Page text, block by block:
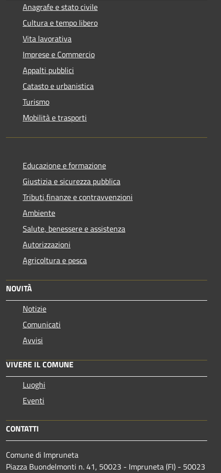
Anagrafe e stato civile
Cultura e tempo libero
Vita lavorativa
Imprese e Commercio
Appalti pubblici
Catasto e urbanistica
Turismo
Mobilità e trasporti
Educazione e formazione
Giustizia e sicurezza pubblica
Tributi,finanze e contravvenzioni
Ambiente
Salute, benessere e assistenza
Autorizzazioni
Agricoltura e pesca
NOVITÀ
Notizie
Comunicati
Avvisi
VIVERE IL COMUNE
Luoghi
Eventi
CONTATTI
Comune di Impruneta
Piazza Buondelmonti n. 41, 50023 - Impruneta (FI) - 50023